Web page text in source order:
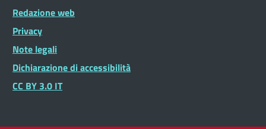
Footer
Widget
Footer
menu
Redazione web
Privacy
Note legali
Dichiarazione di accessibilità
CC BY 3.0 IT